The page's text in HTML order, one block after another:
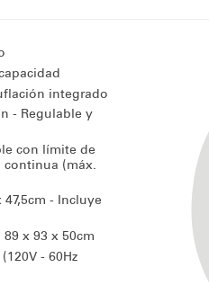
integrado
- Regulable y
con límite de
continua (máx.
- Incluye
x 93 x 50cm
- 60Hz